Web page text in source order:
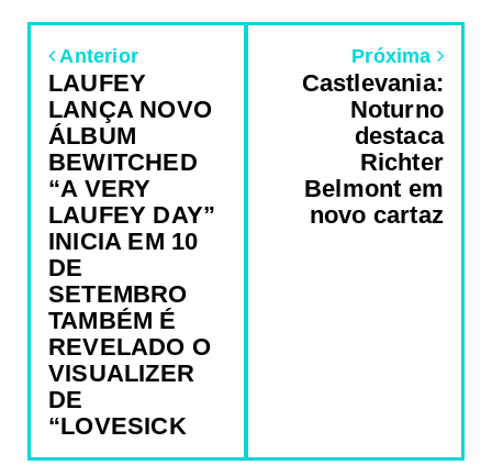
Anterior
LAUFEY
LANÇA NOVO
ÁLBUM
BEWITCHED
“A VERY
LAUFEY DAY”
INICIA EM 10
DE
SETEMBRO
TAMBÉM É
REVELADO O
VISUALIZER
DE
“LOVESICK
Próxima
Castlevania:
Noturno
destaca
Richter
Belmont em
novo cartaz